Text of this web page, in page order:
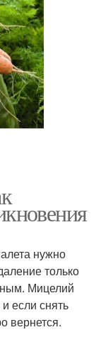
нужно
только
Мицелий
если снять
вернется.